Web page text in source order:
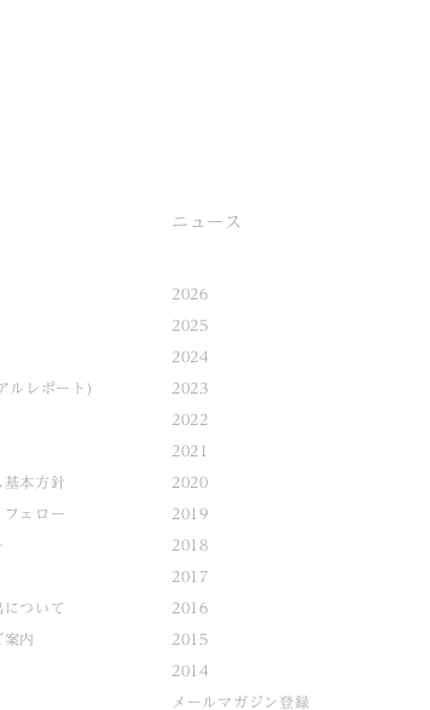
ルレポート)
基本方針
フェロー
ついて
案内
ニュース
2026
2025
2024
2023
2022
2021
2020
2019
2018
2017
2016
2015
2014
メールマガジン登録